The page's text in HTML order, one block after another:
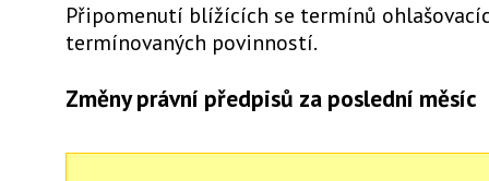
Připomenutí blížících se termínů
termínovaných povinností.
Změny právní předpisů za poslední měsíc